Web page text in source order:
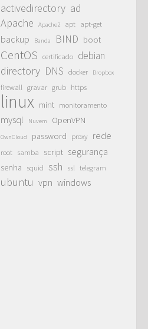
activedirectory ad
Apache
Apache2 apt apt-get
backup Banda BIND boot
CentOS certificado debian
directory DNS docker Dropbox
firewall gravar grub https
linux mint monitoramento
mysql Nuvem OpenVPN
OwnCloud password proxy rede
root samba script segurança
senha squid ssh ssl telegram
ubuntu vpn windows